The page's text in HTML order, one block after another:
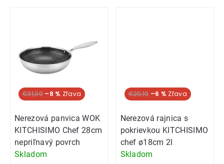
€31,09 –8 %
Nerezová panvica WOK
KITCHISIMO Chef 28cm
nepriľnavý povrch
Skladom
€20,19 –6 %
Nerezová rajnica s
pokrievkou KITCHISIMO
chef ø18cm 2l
Skladom